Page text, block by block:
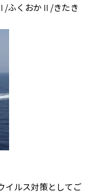
ふくおかⅡ/きたき
イルス対策としてご